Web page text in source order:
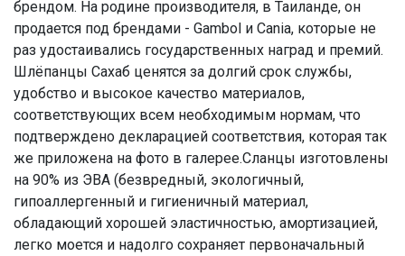
брендом. На родине производителя, в Таиланде, он
продается под брендами - Gambol и Cania, которые не
раз удостаивались государственных наград и премий.
Шлёпанцы Сахаб ценятся за долгий срок службы,
удобство и высокое качество материалов,
соответствующих всем необходимым нормам, что
подтверждено декларацией соответствия, которая так
же приложена на фото в галерее.Сланцы изготовлены
на 90% из ЭВА (безвредный, экологичный,
гипоаллергенный и гигиеничный материал,
обладающий хорошей эластичностью, амортизацией,
легко моется и надолго сохраняет первоначальный